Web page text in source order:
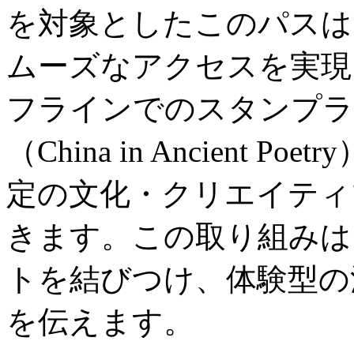
を対象としたこのパス
ムーズなアクセスを実
フラインでのスタンプ
（China in Ancient
定の文化・クリエイテ
きます。この取り組み
トを結びつけ、体験型
を伝えます。